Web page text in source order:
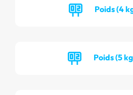
Poids (4
Poids (5